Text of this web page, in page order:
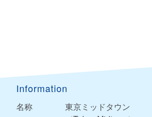
Information
名称
東京ミッドタウン